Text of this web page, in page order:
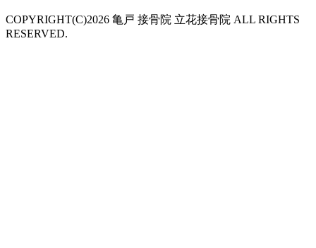
COPYRIGHT(C)2026 亀戸 接骨院 立花接骨院 ALL RIGHTS
RESERVED.